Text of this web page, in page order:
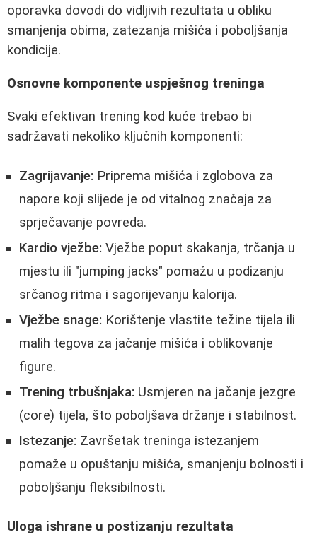
oporavka dovodi do vidljivih rezultata u obliku
smanjenja obima, zatezanja mišića i poboljšanja
kondicije.
Osnovne komponente uspješnog treninga
Svaki efektivan trening kod kuće trebao bi
sadržavati nekoliko ključnih komponenti:
Zagrijavanje: Priprema mišića i zglobova za
napore koji slijede je od vitalnog značaja za
sprječavanje povreda.
Kardio vježbe: Vježbe poput skakanja, trčanja u
mjestu ili "jumping jacks" pomažu u podizanju
srčanog ritma i sagorijevanju kalorija.
Vježbe snage: Korištenje vlastite težine tijela ili
malih tegova za jačanje mišića i oblikovanje
figure.
Trening trbušnjaka: Usmjeren na jačanje jezgre
(core) tijela, što poboljšava držanje i stabilnost.
Istezanje: Završetak treninga istezanjem
pomaže u opuštanju mišića, smanjenju bolnosti i
poboljšanju fleksibilnosti.
Uloga ishrane u postizanju rezultata